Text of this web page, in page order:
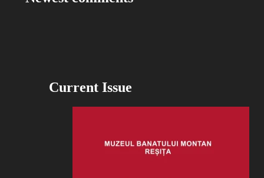
Current Issue